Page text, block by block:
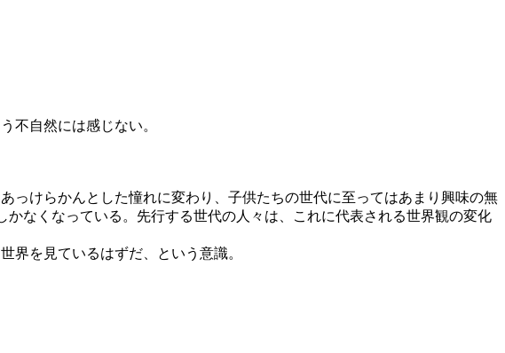
不自然には感じない。
っけらかんとした憧れに変わり、子供たちの世代に至ってはあまり興味の無
なくなっている。先行する世代の人々は、これに代表される世界観の変化
界を見ているはずだ、という意識。